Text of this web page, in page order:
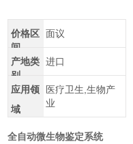
价格区
间
面议
产地类
别
进口
应用领
域
医疗卫生,生物产
业
全自动微生物鉴定系统